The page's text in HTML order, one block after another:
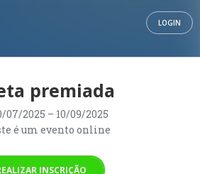
LOGIN
premiada
07/2025 – 10/09/2025
é um evento online
INSCRIÇÃO